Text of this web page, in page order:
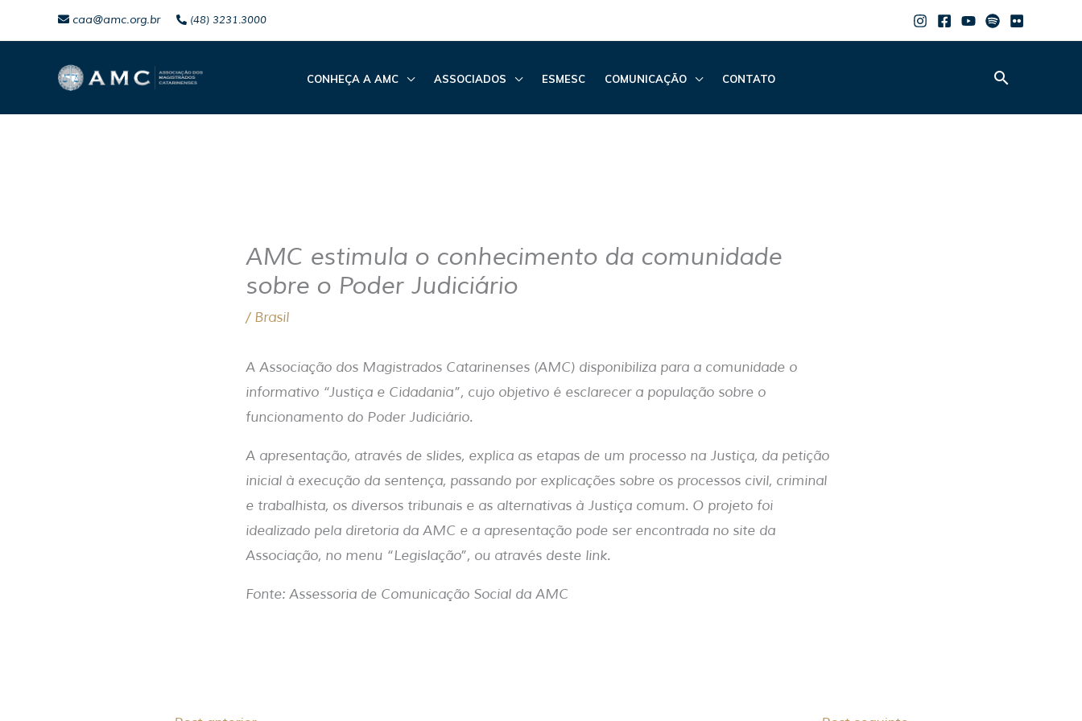
conteúdo
caa@amc.org.br (48) 3231.3000
CONHEÇA A AMC ASSOCIADOS ESMESC COMUNICAÇÃO CONTATO Pesquisar
AMC estimula o conhecimento da comunidade
sobre o Poder Judiciário
/ Brasil
A Associação dos Magistrados Catarinenses (AMC) disponibiliza para a comunidade o
informativo “Justiça e Cidadania”, cujo objetivo é esclarecer a população sobre o
funcionamento do Poder Judiciário.
A apresentação, através de slides, explica as etapas de um processo na Justiça, da petição
inicial à execução da sentença, passando por explicações sobre os processos civil, criminal
e trabalhista, os diversos tribunais e as alternativas à Justiça comum. O projeto foi
idealizado pela diretoria da AMC e a apresentação pode ser encontrada no site da
Associação, no menu “Legislação”, ou através deste link.
Fonte: Assessoria de Comunicação Social da AMC